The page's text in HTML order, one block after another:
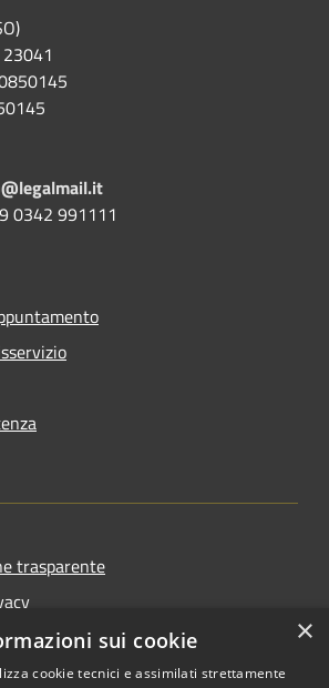
0342 991111
trasparente
accessibilità
×
sui cookie
cookie tecnici e assimilati strettamente